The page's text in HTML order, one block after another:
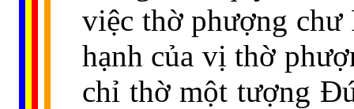
việc thờ phượng chư
hạnh của vị thờ
chỉ thờ một tượng